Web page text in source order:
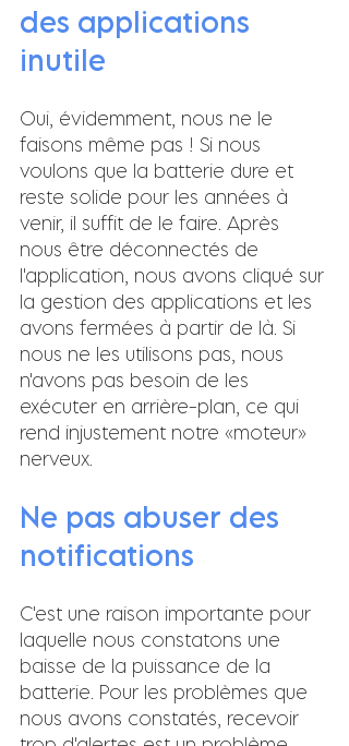
des applications
inutile
Oui, évidemment, nous ne le
faisons même pas ! Si nous
voulons que la batterie dure et
reste solide pour les années à
venir, il suffit de le faire. Après
nous être déconnectés de
l'application, nous avons cliqué sur
la gestion des applications et les
avons fermées à partir de là. Si
nous ne les utilisons pas, nous
n'avons pas besoin de les
exécuter en arrière-plan, ce qui
rend injustement notre «moteur»
nerveux.
Ne pas abuser des
notifications
C'est une raison importante pour
laquelle nous constatons une
baisse de la puissance de la
batterie. Pour les problèmes que
nous avons constatés, recevoir